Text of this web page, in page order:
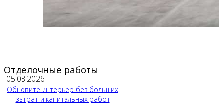
Отделочные работы
05.08.2026
Обновите интерьер без больших
затрат и капитальных работ